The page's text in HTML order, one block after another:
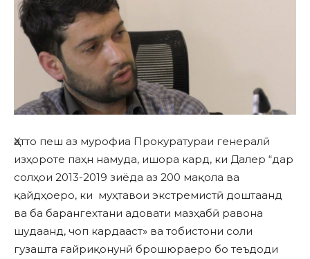
Ҳатто пеш аз мурофиа Прокуратураи генералӣ
изҳороте паҳн намуда, ишора кард, ки Далер “дар
солҳои 2013-2019 зиёда аз 200 мақола ва
қайдҳоеро, ки муҳтавои экстремистӣ доштаанд
ва ба барангехтани адовати мазҳабӣ равона
шудаанд, чоп кардааст» ва тобистони соли
гузашта ғайриқонунӣ брошюраеро бо теъдоди